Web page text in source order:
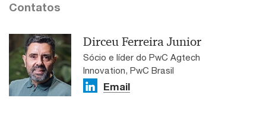
Contatos
Dirceu Ferreira Junior
Sócio e líder do PwC Agtech
Innovation, PwC Brasil
Email